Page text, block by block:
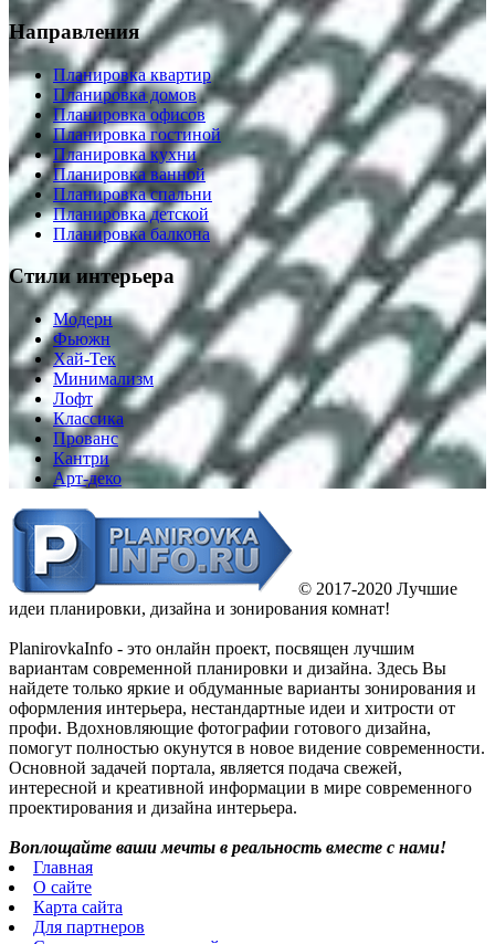
Направления
Планировка квартир
Планировка домов
Планировка офисов
Планировка гостиной
Планировка кухни
Планировка ванной
Планировка спальни
Планировка детской
Планировка балкона
Стили интерьера
Модерн
Фьюжн
Хай-Тек
Минимализм
Лофт
Классика
Прованс
Кантри
Арт-деко
© 2017-2020 Лучшие
идеи планировки, дизайна и зонирования комнат!
PlanirovkaInfo - это онлайн проект, посвящен лучшим
вариантам современной планировки и дизайна. Здесь Вы
найдете только яркие и обдуманные варианты зонирования и
оформления интерьера, нестандартные идеи и хитрости от
профи. Вдохновляющие фотографии готового дизайна,
помогут полностью окунутся в новое видение современности.
Основной задачей портала, является подача свежей,
интересной и креативной информации в мире современного
проектирования и дизайна интерьера.
Воплощайте ваши мечты в реальность вместе с нами!
Главная
О сайте
Карта сайта
Для партнеров